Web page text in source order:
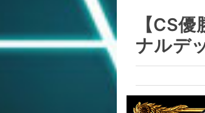
【CS
ナルデ